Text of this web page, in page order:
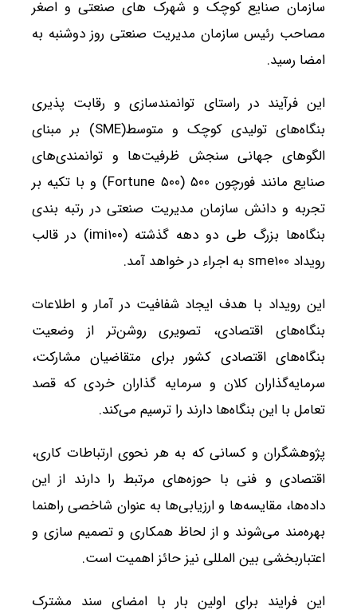
سازمان صنایع کوچک و شهرک های صنعتی و اصغر
مصاحب رئیس سازمان مدیریت صنعتی روز دوشنبه به
امضا رسید.
این فرآیند در راستای توانمندسازی و رقابت پذیری
بنگاه‌های تولیدی کوچک و متوسط(SME) بر مبنای
الگوهای جهانی سنجش ظرفیت‌ها و توانمندی‌های
صنایع مانند فورچون ۵۰۰ (Fortune ۵۰۰) و با تکیه بر
تجربه و دانش سازمان مدیریت صنعتی در رتبه بندی
بنگاه‌ها بزرگ طی دو دهه گذشته (imi۱۰۰) در قالب
رویداد sme۱۰۰ به اجراء در خواهد آمد.
این رویداد با هدف ایجاد شفافیت در آمار و اطلاعات
بنگاه‌های اقتصادی، تصویری روشن‌تر از وضعیت
بنگاه‌های اقتصادی کشور برای متقاضیان مشارکت،
سرمایه‌گذاران کلان و سرمایه گذاران خردی که قصد
تعامل با این بنگاه‌ها دارند را ترسیم می‌کند.
پژوهشگران و کسانی که به هر نحوی ارتباطات کاری،
اقتصادی و فنی با حوزه‌های مرتبط را دارند از این
داده‌ها، مقایسه‌ها و ارزیابی‌ها به عنوان شاخصی راهنما
بهره‌مند می‌شوند و از لحاظ همکاری و تصمیم سازی و
اعتباربخشی بین المللی نیز حائز اهمیت است.
این فرایند برای اولین بار با امضای سند مشترک